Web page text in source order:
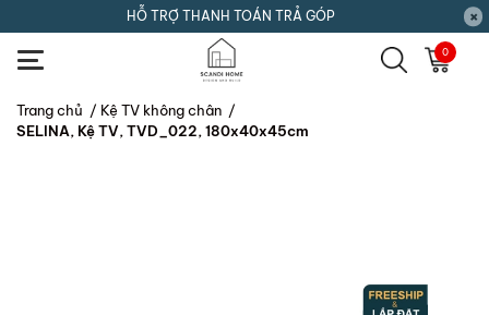
HỖ TRỢ THANH TOÁN TRẢ GÓP
0
Trang chủ / Kệ TV không chân /
SELINA, Kệ TV, TVD_022, 180x40x45cm